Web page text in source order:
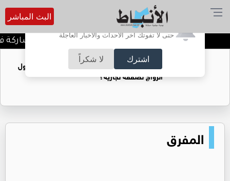
أترغب في تفعيل الإشعارات؟
حتى لا تفوتك آخر الأحداث والأخبار العاجلة
اشترك لا شكراً
البث المباشر
إغلاق باب التسجيل للمشاركة في
فتيات يستغللنه لتحقيق مكاسب مادية.. هل تحول
الزواج لصفقة تجارية؟
المفرق